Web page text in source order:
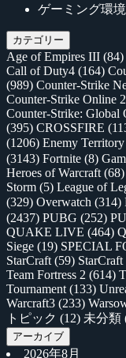
ゲーミング環
カテゴリー
Age of Empires III (84)
Call of Duty4 (164)
(989) Counter-Strike
Counter-Strike Online 2
Counter-Strike: Global
(395) CROSSFIRE
(1206) Enemy
(3143) Fortnite (8)
Heroes of Warcraft (68)
Storm (5) League of
(329) Overwatch (314)
(2437) PUBG (252)
QUAKE LIVE (464)
Siege (19) SPECIAL
StarCraft (59)
Team Fortress 2 (614)
Tournament (133)
Warcraft3 (233)
トピック (12) 未分類
アーカイブ
2026年8月